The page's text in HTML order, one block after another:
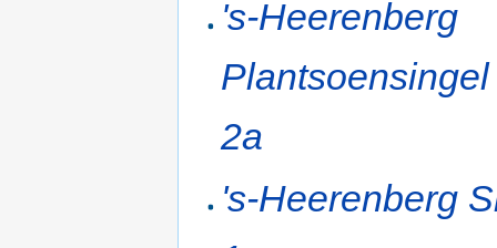
's-Heerenberg
2a
's-Heerenberg